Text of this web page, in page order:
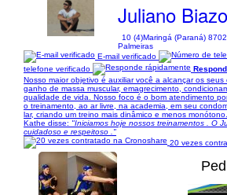
Juliano
10 (4)Maringá (Paraná)
Palmeiras
E-mail verificado
telefone verificado
Nosso maior objetivo é auxiliar você a alcançar os seus
ganho de massa muscular, emagrecimento,
qualidade de vida. Nosso foco é o bom atendimento
o treinamento, ao ar livre, na academia, em seu
lar, criando um treino mais dinâmico e menos monótono.
Kathe disse: "Iniciamos hoje nossos treinamentos . O
cuidadoso e respeitoso ."
20 vezes